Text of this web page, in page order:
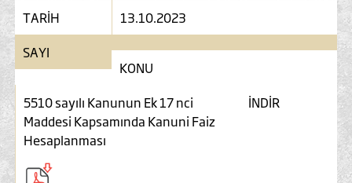
TARİH
13.10.2023
SAYI
KONU
5510 sayılı Kanunun Ek 17 nci
Maddesi Kapsamında Kanuni Faiz
Hesaplanması
İNDİR